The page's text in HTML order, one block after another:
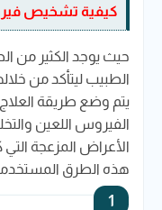
كيفية تشخيص
حيث يوجد الكثير من
الطبيب ليتأكد من
يتم وضع طريقة
الفيروس اللعين
الأعراض المزعجة
هذه الطرق